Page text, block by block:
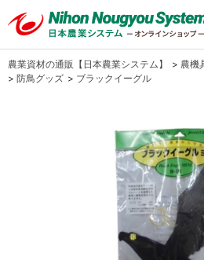
農業資材の通販【日本農業システム】 > 農機
> 防鳥グッズ > ブラックイーグル